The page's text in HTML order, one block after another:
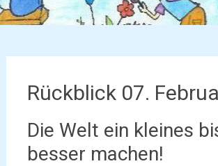
Rückblick 07.
Die Welt ein kleines
besser machen!